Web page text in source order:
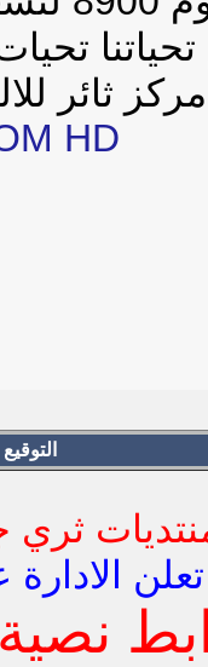
مركز ثائر
HD
التوقيع
تعلن